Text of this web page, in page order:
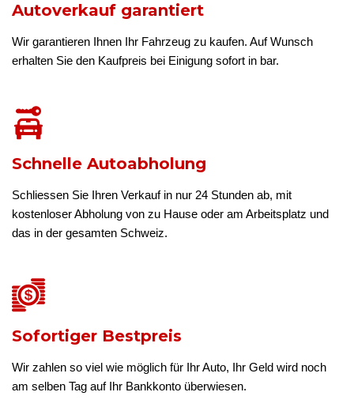
Autoverkauf garantiert
Wir garantieren Ihnen Ihr Fahrzeug zu kaufen. Auf Wunsch
erhalten Sie den Kaufpreis bei Einigung sofort in bar.
Schnelle Autoabholung
Schliessen Sie Ihren Verkauf in nur 24 Stunden ab, mit
kostenloser Abholung von zu Hause oder am Arbeitsplatz und
das in der gesamten Schweiz.
Sofortiger Bestpreis
Wir zahlen so viel wie möglich für Ihr Auto, Ihr Geld wird noch
am selben Tag auf Ihr Bankkonto überwiesen.